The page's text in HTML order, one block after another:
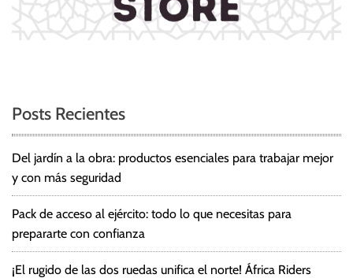
Posts Recientes
Del jardín a la obra: productos esenciales para trabajar mejor
y con más seguridad
Pack de acceso al ejército: todo lo que necesitas para
prepararte con confianza
¡El rugido de las dos ruedas unifica el norte! África Riders